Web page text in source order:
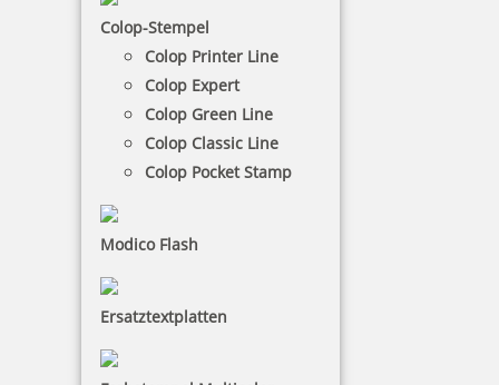
Colop-Stempel
Colop Printer Line
Colop Expert
Colop Green Line
Colop Classic Line
Colop Pocket Stamp
Modico Flash
Ersatztextplatten
COLOP Printer R 40 Datum - 24 Stunden Kissen
39,90 €
In den Warenkorb legen